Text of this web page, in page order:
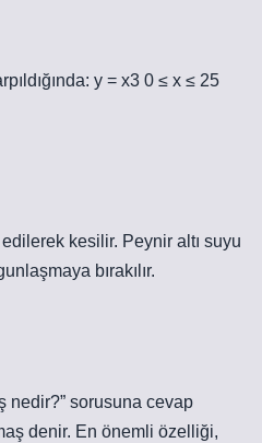
y = x3 0 ≤ x ≤ 25
kesilir. Peynir altı suyu
bırakılır.
nedir?” sorusuna cevap
denir. En önemli özelliği,